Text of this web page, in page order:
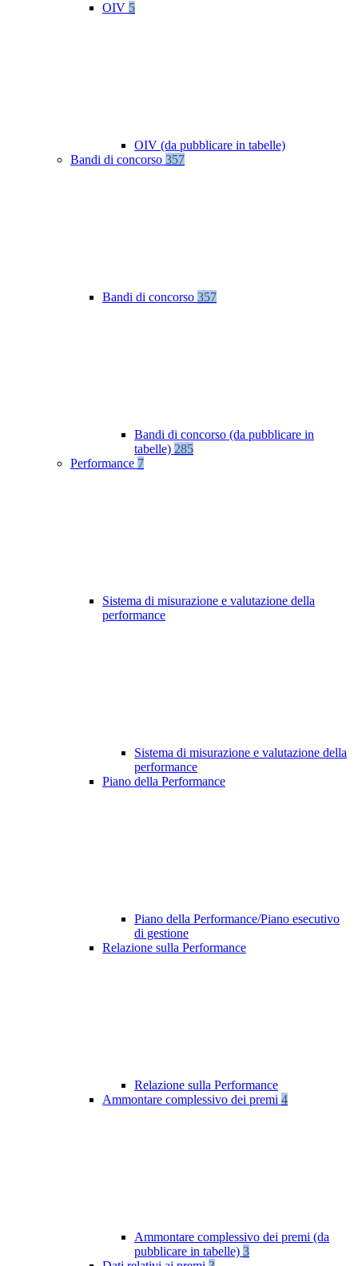
OIV 5
OIV (da pubblicare in tabelle)
Bandi di concorso 357
Bandi di concorso 357
Bandi di concorso (da pubblicare in
tabelle) 285
Performance 7
Sistema di misurazione e valutazione della
performance
Sistema di misurazione e valutazione della
performance
Piano della Performance
Piano della Performance/Piano esecutivo
di gestione
Relazione sulla Performance
Relazione sulla Performance
Ammontare complessivo dei premi 4
Ammontare complessivo dei premi (da
pubblicare in tabelle) 3